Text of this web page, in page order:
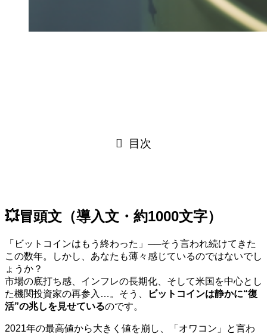
目次
💥冒頭文（導入文・約1000文字）
「ビットコインはもう終わった」──そう言われ続けてきた
この数年。しかし、あなたも薄々感じているのではないでし
ょうか？
市場の底打ち感、インフレの長期化、そして米国を中心とし
た機関投資家の再参入…。そう、
ビットコインは静かに“復
活”の兆しを見せているのです。
2021年の最高値から大きく値を崩し、「オワコン」と言わ